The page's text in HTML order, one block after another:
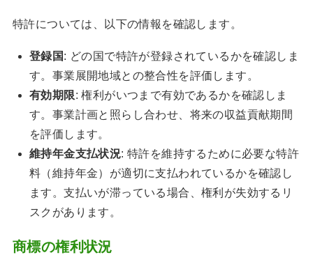
特許については、以下の情報を確認します。
登録国: どの国で特許が登録されているかを確認しま
す。事業展開地域との整合性を評価します。
有効期限: 権利がいつまで有効であるかを確認しま
す。事業計画と照らし合わせ、将来の収益貢献期間
を評価します。
維持年金支払状況: 特許を維持するために必要な特許
料（維持年金）が適切に支払われているかを確認し
ます。支払いが滞っている場合、権利が失効するリ
スクがあります。
商標の権利状況